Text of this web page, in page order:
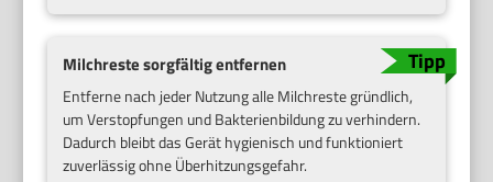
Milchreste sorgfältig entfernen
Entferne nach jeder Nutzung alle Milchreste gründlich,
um Verstopfungen und Bakterienbildung zu verhindern.
Dadurch bleibt das Gerät hygienisch und funktioniert
zuverlässig ohne Überhitzungsgefahr.